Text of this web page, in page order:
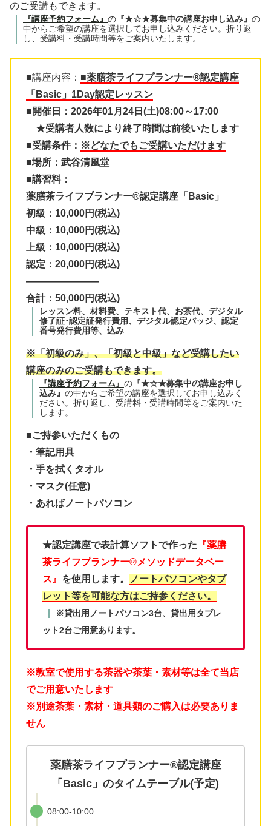
のご受講もできます。
『講座予約フォーム』 の 『★☆★募集中の講座お申し込み』 の
中からご希望の講座を選択してお申し込みください。折り返
し、受講料・受講時間等をご案内いたします。
■講座内容： ■薬膳茶ライフプランナー®認定講座
「Basic」1Day認定レッスン
■開催日：2026年01月24日(土)08:00～17:00
★受講者人数により終了時間は前後いたします
■受講条件： ※どなたでもご受講いただけます
■場所：武谷清風堂
■講習料：
薬膳茶ライフプランナー®認定講座「Basic」
初級：10,000円(税込)
中級：10,000円(税込)
上級：10,000円(税込)
認定：20,000円(税込)
———————–
合計：50,000円(税込)
レッスン料、材料費、テキスト代、お茶代、デジタル
修了証･認定証発行費用、デジタル認定バッジ、認定
番号発行費用等、込み
※「初級のみ」、「初級と中級」など受講したい
講座のみのご受講もできます。
『講座予約フォーム』 の 『★☆★募集中の講座お申し
込み』 の中からご希望の講座を選択してお申し込みく
ださい。折り返し、受講料・受講時間等をご案内いた
します。
■ご持参いただくもの
・筆記用具
・手を拭くタオル
・マスク(任意)
・あればノートパソコン
★認定講座で表計算ソフトで作った 『薬膳
茶ライフプランナー®メソッドデータベー
ス』 を使用します。
ノートパソコンやタブ
レット等を可能な方はご持参ください。
※貸出用ノートパソコン3台、貸出用タブレ
ット2台ご用意あります。
※教室で使用する茶器や茶葉・素材等は全て当店
でご用意いたします
※別途茶葉・素材・道具類のご購入は必要ありま
せん
薬膳茶ライフプランナー®認定講座
「Basic」のタイムテーブル(予定)
08:00-10:00